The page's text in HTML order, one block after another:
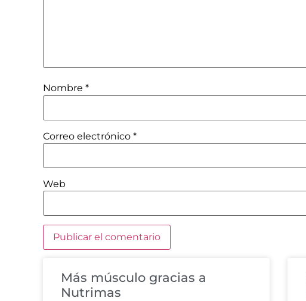
Nombre *
Correo electrónico *
Web
Más músculo gracias a
Nutrimas